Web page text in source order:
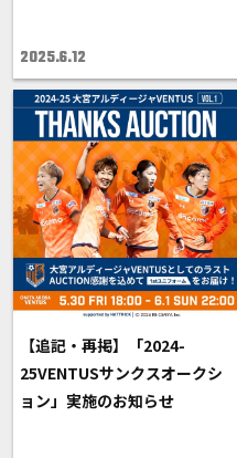
2025.6.12
【追記・再掲】「2024-
25VENTUSサンクスオークシ
ョン」実施のお知らせ